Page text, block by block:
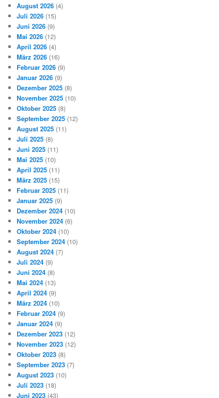
August 2026 (4)
Juli 2026 (15)
Juni 2026 (9)
Mai 2026 (12)
April 2026 (4)
März 2026 (16)
Februar 2026 (9)
Januar 2026 (9)
Dezember 2025 (8)
November 2025 (10)
Oktober 2025 (8)
September 2025 (12)
August 2025 (11)
Juli 2025 (8)
Juni 2025 (11)
Mai 2025 (10)
April 2025 (11)
März 2025 (15)
Februar 2025 (11)
Januar 2025 (9)
Dezember 2024 (10)
November 2024 (6)
Oktober 2024 (10)
September 2024 (10)
August 2024 (7)
Juli 2024 (9)
Juni 2024 (8)
Mai 2024 (13)
April 2024 (9)
März 2024 (10)
Februar 2024 (9)
Januar 2024 (9)
Dezember 2023 (12)
November 2023 (12)
Oktober 2023 (8)
September 2023 (7)
August 2023 (10)
Juli 2023 (18)
Juni 2023 (43)